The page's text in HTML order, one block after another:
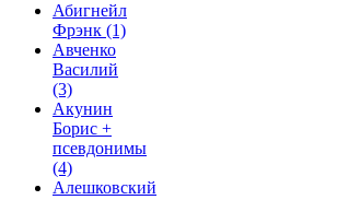
Абигнейл
Фрэнк (1)
Авченко
Василий
(3)
Акунин
Борис +
псевдонимы
(4)
Алешковский